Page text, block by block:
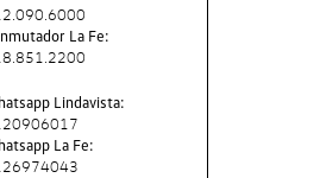
La Fe:
Lindavista:
La Fe: